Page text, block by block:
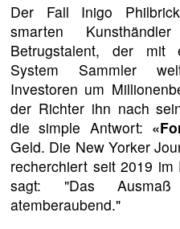
Der Fall Inigo
smarten
Betrugstalent, der mit
System Sammler
Investoren um
der Richter ihn nach
die simple Antwort:
Geld. Die New Yorker
recherchiert seit 2019
sagt: "Das
atemberaubend."